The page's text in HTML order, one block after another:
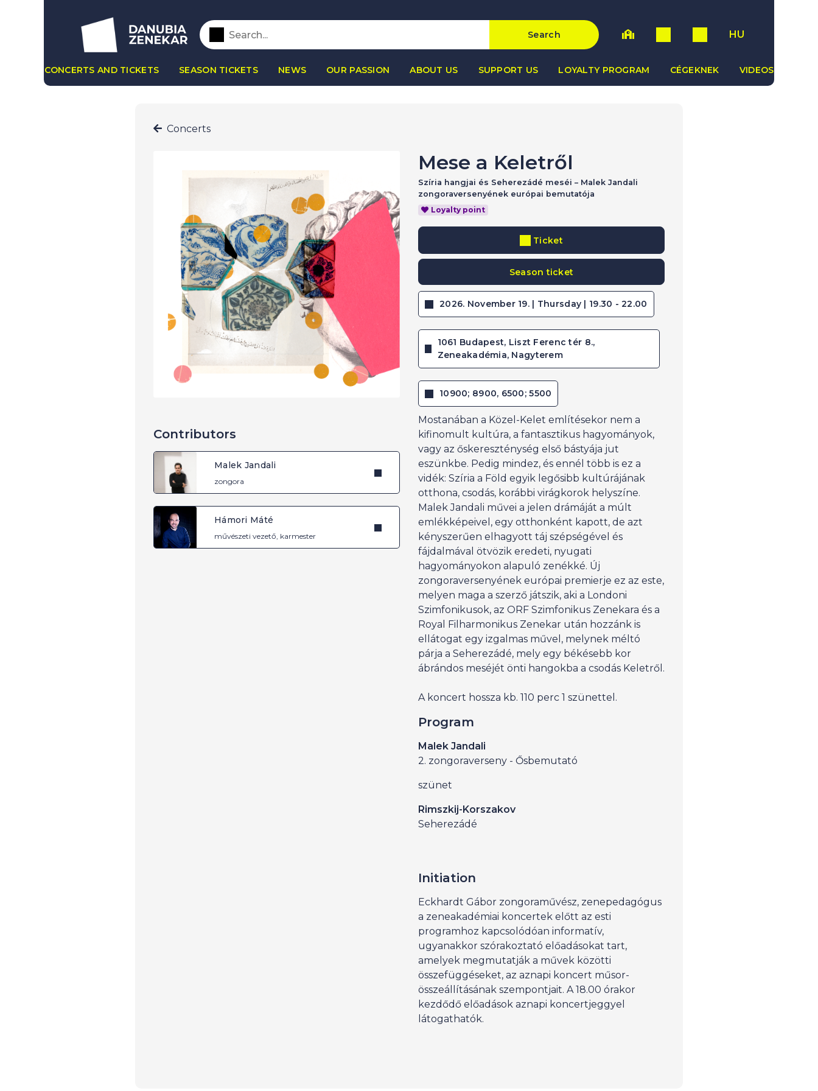
Search HU
CONCERTS AND TICKETS SEASON TICKETS NEWS OUR PASSION ABOUT US SUPPORT US LOYALTY PROGRAM CÉGEKNEK VIDEOS
Concerts
Contributors
Malek Jandali
zongora
Hámori Máté
művészeti vezető, karmester
Mese a Keletről
Szíria hangjai és Seherezádé meséi – Malek Jandali
zongoraversenyének európai bemutatója
Loyalty point
Ticket
Season ticket
2026. November 19. | Thursday | 19.30 - 22.00
1061 Budapest, Liszt Ferenc tér 8.,
Zeneakadémia, Nagyterem
10900; 8900, 6500; 5500
Mostanában a Közel-Kelet említésekor nem a
kifinomult kultúra, a fantasztikus hagyományok,
vagy az őskereszténység első bástyája jut
eszünkbe. Pedig mindez, és ennél több is ez a
vidék: Szíria a Föld egyik legősibb kultúrájának
otthona, csodás, korábbi virágkorok helyszíne.
Malek Jandali művei a jelen drámáját a múlt
emlékképeivel, egy otthonként kapott, de azt
kényszerűen elhagyott táj szépségével és
fájdalmával ötvözik eredeti, nyugati
hagyományokon alapuló zenékké. Új
zongoraversenyének európai premierje ez az este,
melyen maga a szerző játszik, aki a Londoni
Szimfonikusok, az ORF Szimfonikus Zenekara és a
Royal Filharmonikus Zenekar után hozzánk is
ellátogat egy izgalmas művel, melynek méltó
párja a Seherezádé, mely egy békésebb kor
ábrándos meséjét önti hangokba a csodás Keletről.
A koncert hossza kb. 110 perc 1 szünettel.
Program
Malek Jandali
2. zongoraverseny - Ősbemutató
szünet
Rimszkij-Korszakov
Seherezádé
Initiation
Eckhardt Gábor zongoraművész, zenepedagógus
a zeneakadémiai koncertek előtt az esti
programhoz kapcsolódóan informatív,
ugyanakkor szórakoztató előadásokat tart,
amelyek megmutatják a művek közötti
összefüggéseket, az aznapi koncert műsor-
összeállításának szempontjait. A 18.00 órakor
kezdődő előadások aznapi koncertjeggyel
látogathatók.